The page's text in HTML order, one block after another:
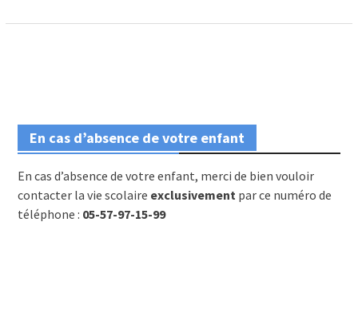
En cas d’absence de votre enfant
En cas d’absence de votre enfant, merci de bien vouloir
contacter la vie scolaire exclusivementpar ce numéro de
téléphone : 05-57-97-15-99